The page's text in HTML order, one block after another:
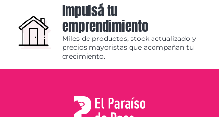
Impulsá tu
emprendimiento
Miles de productos, stock actualizado y
precios mayoristas que acompañan tu
crecimiento.